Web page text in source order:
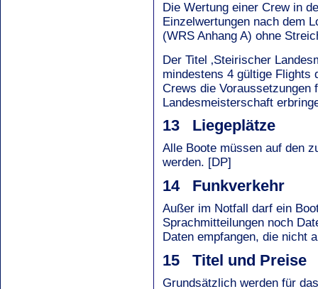
Die Wertung einer Crew in
Einzelwertungen nach dem
(WRS Anhang A) ohne
Der Titel ‚Steirischer
mindestens 4 gültige Flights
Crews die Voraussetzungen
Landesmeisterschaft
13 Liegeplätze
Alle Boote müssen auf den
werden. [DP]
14 Funkverkehr
Außer im Notfall darf ein
Sprachmitteilungen noch
Daten empfangen, die nicht
15 Titel und Preise
Grundsätzlich werden für